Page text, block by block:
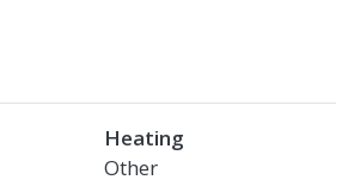
Heating
Other